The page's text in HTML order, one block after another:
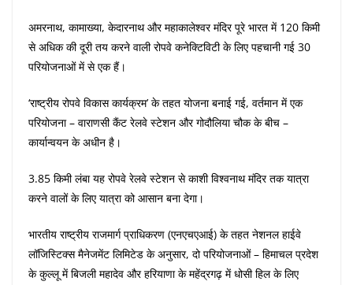
अमरनाथ, कामाख्या, केदारनाथ और महाकालेश्वर मंदिर पूरे भारत में 120 किमी
से अधिक की दूरी तय करने वाली रोपवे कनेक्टिविटी के लिए पहचानी गई 30
परियोजनाओं में से एक हैं।
‘राष्ट्रीय रोपवे विकास कार्यक्रम’ के तहत योजना बनाई गई, वर्तमान में एक
परियोजना – वाराणसी कैंट रेलवे स्टेशन और गोदौलिया चौक के बीच –
कार्यान्वयन के अधीन है।
3.85 किमी लंबा यह रोपवे रेलवे स्टेशन से काशी विश्वनाथ मंदिर तक यात्रा
करने वालों के लिए यात्रा को आसान बना देगा।
भारतीय राष्ट्रीय राजमार्ग प्राधिकरण (एनएचएआई) के तहत नेशनल हाईवे
लॉजिस्टिक्स मैनेजमेंट लिमिटेड के अनुसार, दो परियोजनाओं – हिमाचल प्रदेश
के कुल्लू में बिजली महादेव और हरियाणा के महेंद्रगढ़ में धोसी हिल के लिए